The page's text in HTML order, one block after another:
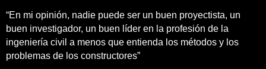
“En mi opinión, nadie puede ser un buen proyectista, un
buen investigador, un buen líder en la profesión de la
ingeniería civil a menos que entienda los métodos y los
problemas de los constructores”